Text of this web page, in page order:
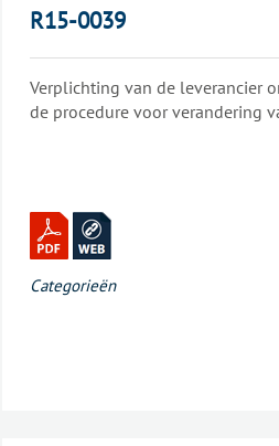
R15-0039
Verplichting van de leverancier
de procedure voor verandering
Categorieën